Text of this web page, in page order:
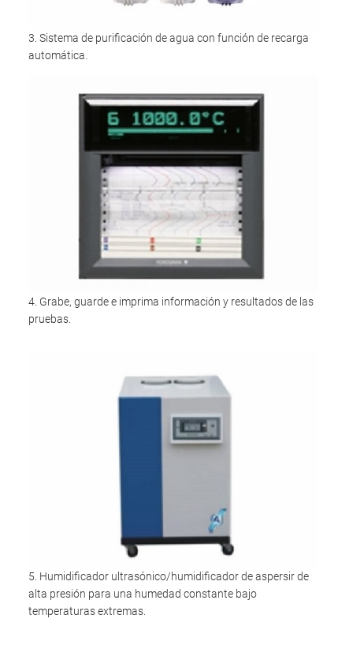
3. Sistema de purificación de agua con función de recarga
automática.
4. Grabe, guarde e imprima información y resultados de las
pruebas.
5. Humidificador ultrasónico/humidificador de aspersir de
alta presión para una humedad constante bajo
temperaturas extremas.